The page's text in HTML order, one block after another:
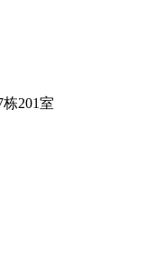
201室